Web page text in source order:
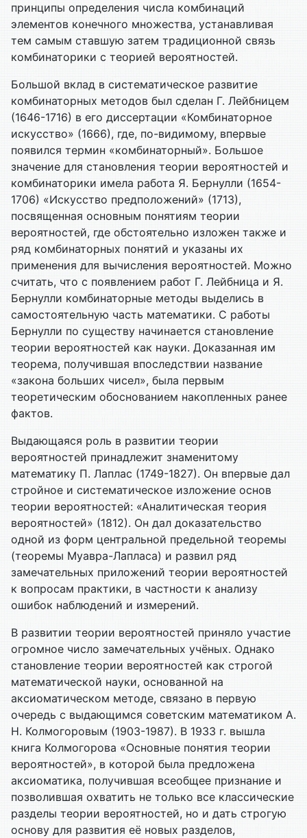
принципы определения числа комбинаций
элементов конечного множества, устанавливая
тем самым ставшую затем традиционной связь
комбинаторики с теорией вероятностей.
Большой вклад в систематическое развитие
комбинаторных методов был сделан Г. Лейбницем
(1646-1716) в его диссертации «Комбинаторное
искусство» (1666), где, по-видимому, впервые
появился термин «комбинаторный». Большое
значение для становления теории вероятностей и
комбинаторики имела работа Я. Бернулли (1654-
1706) «Искусство предположений» (1713),
посвященная основным понятиям теории
вероятностей, где обстоятельно изложен также и
ряд комбинаторных понятий и указаны их
применения для вычисления вероятностей. Можно
считать, что с появлением работ Г. Лейбница и Я.
Бернулли комбинаторные методы выделись в
самостоятельную часть математики. С работы
Бернулли по существу начинается становление
теории вероятностей как науки. Доказанная им
теорема, получившая впоследствии название
«закона больших чисел», была первым
теоретическим обоснованием накопленных ранее
фактов.
Выдающаяся роль в развитии теории
вероятностей принадлежит знаменитому
математику П. Лаплас (1749-1827). Он впервые дал
стройное и систематическое изложение основ
теории вероятностей: «Аналитическая теория
вероятностей» (1812). Он дал доказательство
одной из форм центральной предельной теоремы
(теоремы Муавра-Лапласа) и развил ряд
замечательных приложений теории вероятностей
к вопросам практики, в частности к анализу
ошибок наблюдений и измерений.
В развитии теории вероятностей приняло участие
огромное число замечательных учёных. Однако
становление теории вероятностей как строгой
математической науки, основанной на
аксиоматическом методе, связано в первую
очередь с выдающимся советским математиком А.
Н. Колмогоровым (1903-1987). В 1933 г. вышла
книга Колмогорова «Основные понятия теории
вероятностей», в которой была предложена
аксиоматика, получившая всеобщее признание и
позволившая охватить не только все классические
разделы теории вероятностей, но и дать строгую
основу для развития её новых разделов,